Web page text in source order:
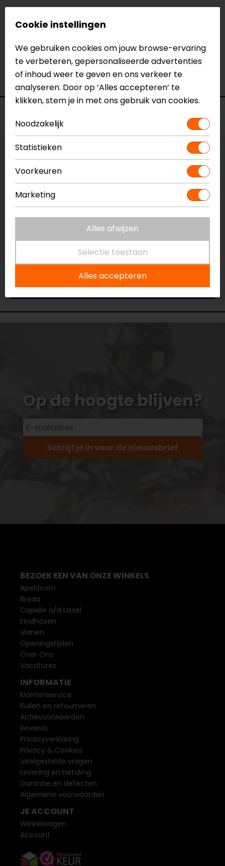
MAX (2008 - 2011)
Merk
Barracuda
Kleur
N.v.t.
Motormerk
Yamaha
Vestiging Apeldoorn
Niet op voorraad
Vestiging Breda
Niet op voorraad
Vestiging Capelle a/d IJssel
Niet op voorraad
Op de hoogte blijven?
Schrijf je in voor de nieuwsbrief
Cookie instellingen
We gebruiken cookies om jouw browse-ervaring
te verbeteren, gepersonaliseerde advertenties
of inhoud weer te geven en ons verkeer te
analyseren. Door op ‘Alles accepteren’ te
klikken, stem je in met ons gebruik van cookies.
Noodzakelijk
Statistieken
Voorkeuren
Marketing
Alles afwijzen
Selectie toestaan
Alles accepteren
BEZOEK EEN VAN ONZE WINKELS
Apeldoorn
Breda
Capelle a/d IJssel
Eindhoven
Vianen
Openingstijden
Over Ons
Vacatures
INFORMATIE
Klantenservice
Ruilen en retourneren
Actievoorwaarden
Reviews
Privacyverklaring
Privacy & Cookies
Veelgestelde vragen
Levering en betaling
Garantie en defecten
Algemene voorwaarden
JE ACCOUNT
Winkelwagen
Account